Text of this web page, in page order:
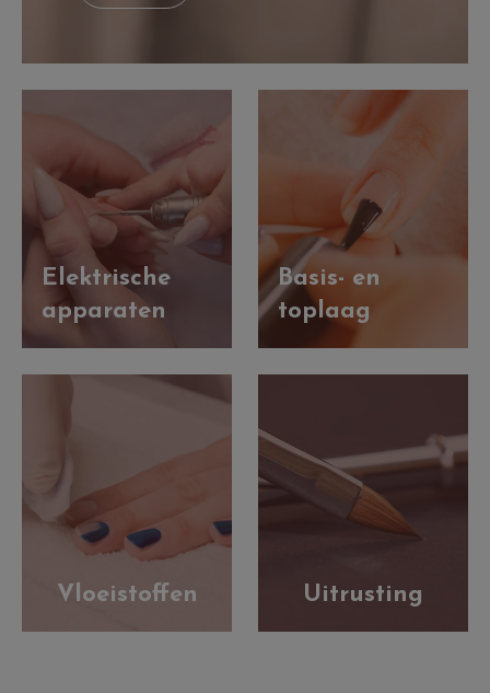
Elektrische
apparaten
Basis- en
toplaag
Vloeistoffen Uitrusting